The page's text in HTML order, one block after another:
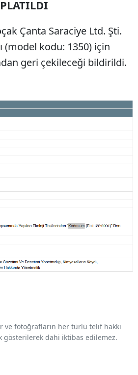
Çanta Saraciye Ltd. Şti.
(model kodu: 1350) için
geri çekileceği bildirildi.
ve fotoğrafların her türlü telif hakkı
gösterilerek dahi iktibas edilemez.